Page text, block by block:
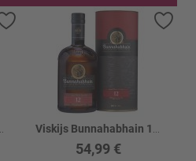
54,99 €